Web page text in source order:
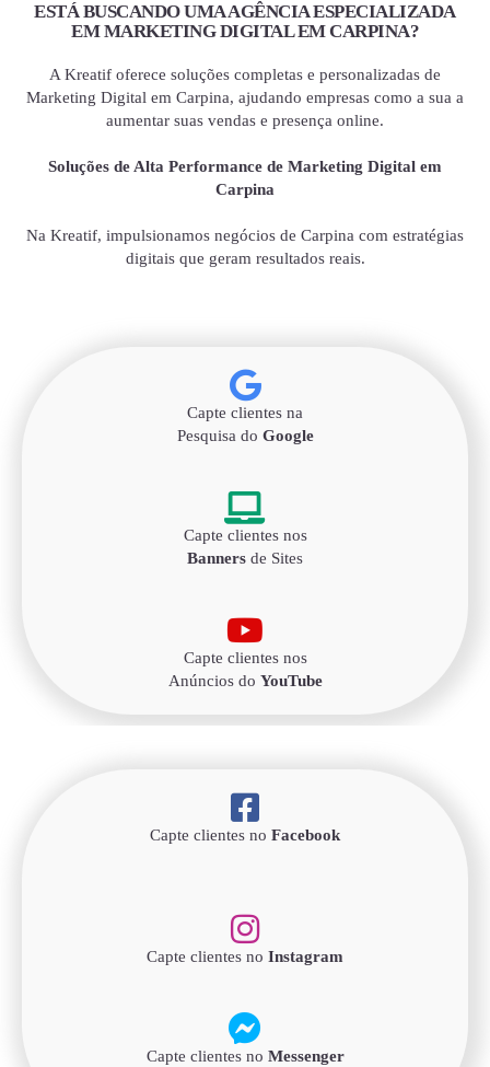
ESTÁ BUSCANDO UMA AGÊNCIA ESPECIALIZADA
EM MARKETING DIGITAL EM CARPINA?
A Kreatif oferece soluções completas e personalizadas de
Marketing Digital em Carpina, ajudando empresas como a sua a
aumentar suas vendas e presença online.
Soluções de Alta Performance de Marketing Digital em
Carpina
Na Kreatif, impulsionamos negócios de Carpina com estratégias
digitais que geram resultados reais.
Capte clientes na
Pesquisa do Google
Capte clientes nos
Banners de Sites
Capte clientes nos
Anúncios do YouTube
Capte clientes no Facebook
Capte clientes no Instagram
Capte clientes no Messenger